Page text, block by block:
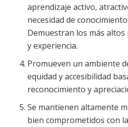
aprendizaje activo,
necesidad de
Demuestran los más
y experiencia.
Promueven un ambiente
equidad y accesibilidad
reconocimiento y
Se mantienen altamente
bien comprometidos con